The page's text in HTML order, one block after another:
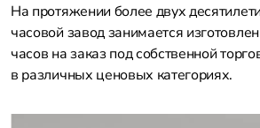
На протяжении более двух
часовой завод занимается
часов на заказ под собственной
в различных ценовых категориях.